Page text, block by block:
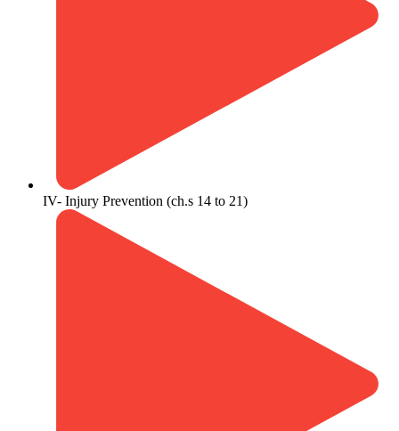
IV- Injury Prevention (ch.s 14 to 21)